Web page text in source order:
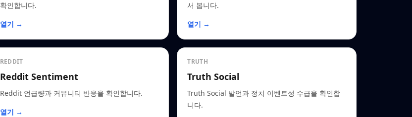
확인합니다.
열기 →
서 봅니다.
열기 →
REDDIT
Reddit Sentiment
Reddit 언급량과 커뮤니티 반응을 확인합니다.
열기 →
TRUTH
Truth Social
Truth Social 발언과 정치 이벤트성 수급을 확인합
니다.